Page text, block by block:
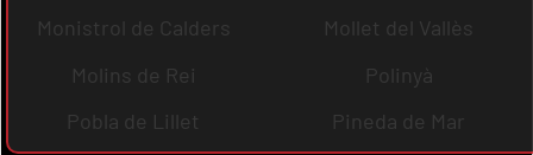
Monistrol de Calders
Mollet del Vallès
Molins de Rei
Polinyà
Pobla de Lillet
Pineda de Mar